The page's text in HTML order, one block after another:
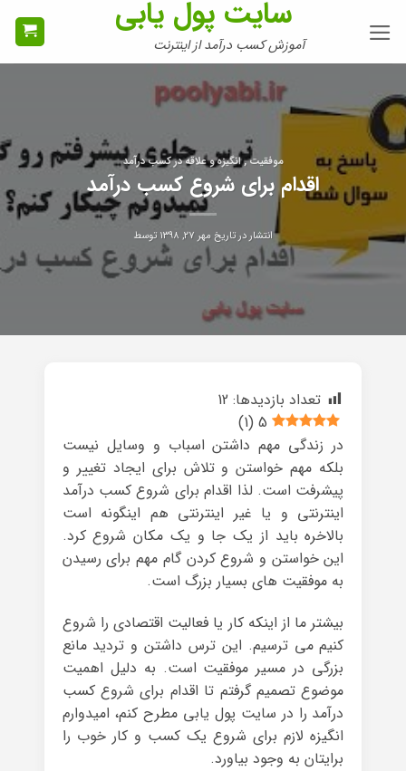
سایت پول یابی
آموزش کسب درآمد از اینترنت
موفقیت , انگیزه و علاقه در کسب درآمد
اقدام برای شروع کسب درآمد
انتشار در تاریخ مهر ۲۷, ۱۳۹۸ توسط
تعداد بازدیدها: 12
5
(
1
)
در زندگی مهم داشتن اسباب و وسایل نیست
بلکه مهم خواستن و تلاش برای ایجاد تغییر و
پیشرفت است. لذا اقدام برای شروع کسب درآمد
اینترنتی و یا غیر اینترنتی هم اینگونه است
بالاخره باید از یک جا و یک مکان شروع کرد.
این خواستن و شروع کردن گام مهم برای رسیدن
به موفقیت های بسیار بزرگ است.
بیشتر ما از اینکه کار یا فعالیت اقتصادی را شروع
کنیم می ترسیم. این ترس داشتن و تردید مانع
بزرگی در مسیر موفقیت است. به دلیل اهمیت
موضوع تصمیم گرفتم تا اقدام برای شروع کسب
درآمد را در سایت پول یابی مطرح کنم، امیدوارم
انگیزه لازم برای شروع یک کسب و کار خوب را
برایتان به وجود بیاورد.